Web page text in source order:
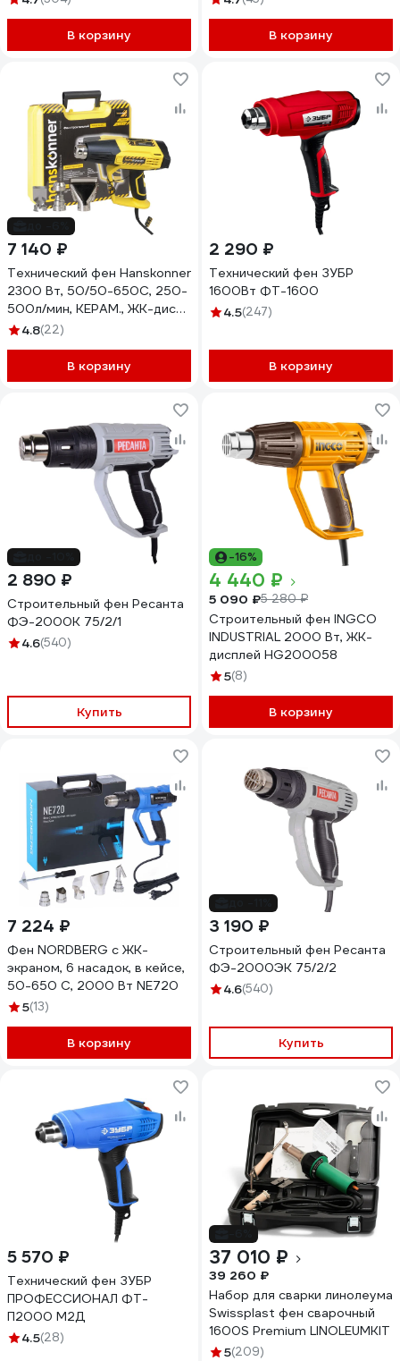
В корзину В корзину
7 140 ₽
Технический фен Hanskonner
2300 Вт, 50/50-650C, 250-
500л/мин, КЕРАМ., ЖК-дисп.,
кейс HHG2023CD
4.8(22)
В корзину
2 290 ₽
Технический фен ЗУБР
1600Вт ФТ-1600
4.5(247)
В корзину
2 890 ₽
Строительный фен Ресанта
ФЭ-2000К 75/2/1
4.6(540)
Купить
-16%
4 440 ₽
5 090 ₽5 280 ₽
Строительный фен INGCO
INDUSTRIAL 2000 Вт, ЖК-
дисплей HG200058
5(8)
В корзину
7 224 ₽
Фен NORDBERG с ЖК-
экраном, 6 насадок, в кейсе,
50-650 С, 2000 Вт NE720
5(13)
В корзину
3 190 ₽
Строительный фен Ресанта
ФЭ-2000ЭК 75/2/2
4.6(540)
Купить
5 570 ₽
Технический фен ЗУБР
ПРОФЕССИОНАЛ ФТ-
П2000 М2Д
4.5(28)
37 010 ₽
39 260 ₽
Набор для сварки линолеума
Swissplast фен сварочный
1600S Premium LINOLEUMKIT
5(209)